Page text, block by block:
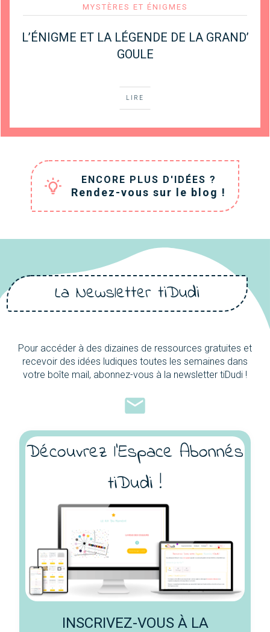
MYSTÈRES ET ÉNIGMES
L’ÉNIGME ET LA LÉGENDE DE LA GRAND’
GOULE
LIRE
ENCORE PLUS D'IDÉES ?
Rendez-vous sur le blog !
La Newsletter tiDudi
Pour accéder à des dizaines de ressources gratuites et
recevoir des idées ludiques toutes les semaines dans
votre boîte mail, abonnez-vous à la newsletter tiDudi !
Découvrez l'Espace Abonnés
tiDudi !
INSCRIVEZ-VOUS À LA